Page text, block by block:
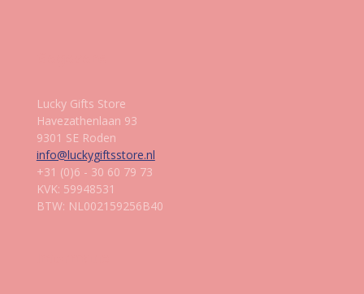
Lucky Gifts Store
Havezathenlaan 93
9301 SE Roden
info@luckygiftsstore.nl
+31 (0)6 - 30 60 79 73
KVK: 59948531
BTW: NL002159256B40